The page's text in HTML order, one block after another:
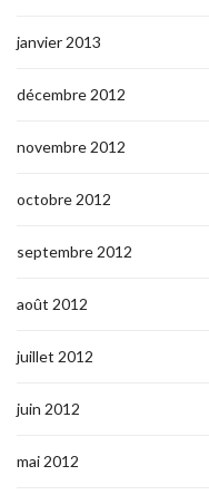
janvier 2013
décembre 2012
novembre 2012
octobre 2012
septembre 2012
août 2012
juillet 2012
juin 2012
mai 2012